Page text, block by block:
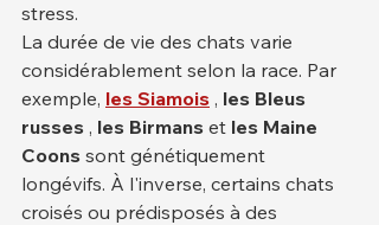
stress.
La durée de vie des chats varie
considérablement selon la race. Par
exemple, les Siamois , les Bleus
russes , les Birmans et les Maine
Coons sont génétiquement
longévifs. À l'inverse, certains chats
croisés ou prédisposés à des